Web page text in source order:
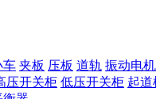
车 夹板 压板 道轨 振动电机
压开关柜 低压开关柜 起道